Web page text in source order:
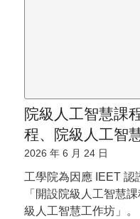
院級人工智慧課
程、院級人工智
2026 年 6 月 24 日
工學院為因應 IEET 認
「開設院級人工智慧
級人工智慧工作坊」